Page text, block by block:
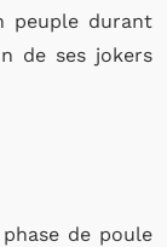
peuple durant
de ses jokers
de poule